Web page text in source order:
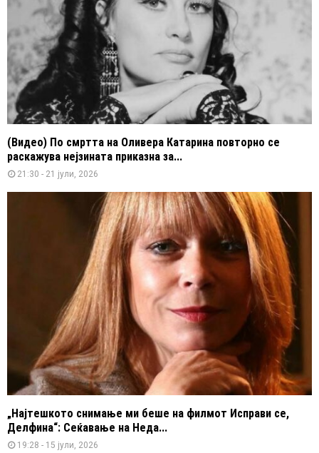
(Видео) По смртта на Оливера Катарина повторно се
раскажува нејзината приказна за...
21:30 - 21 јули, 2026
„Најтешкото снимање ми беше на филмот Исправи се,
Делфина“: Сеќавање на Неда...
19:28 - 15 јули, 2026